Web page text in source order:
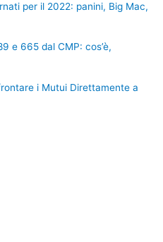
per il 2022: panini, Big Mac,
e 665 dal CMP: cos’è,
i Mutui Direttamente a